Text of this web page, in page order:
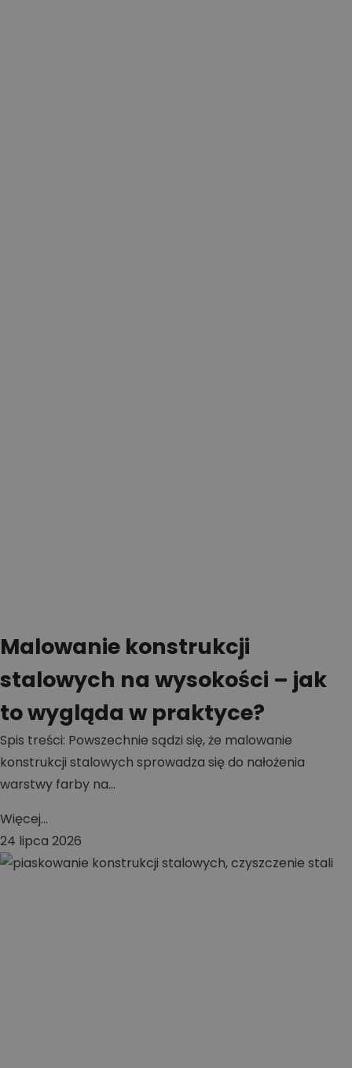
Malowanie konstrukcji
stalowych na wysokości – jak
to wygląda w praktyce?
Spis treści: Powszechnie sądzi się, że malowanie
konstrukcji stalowych sprowadza się do nałożenia
warstwy farby na...
Więcej...
24 lipca 2026